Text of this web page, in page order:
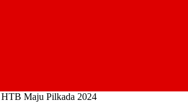
Maju Pilkada 2024